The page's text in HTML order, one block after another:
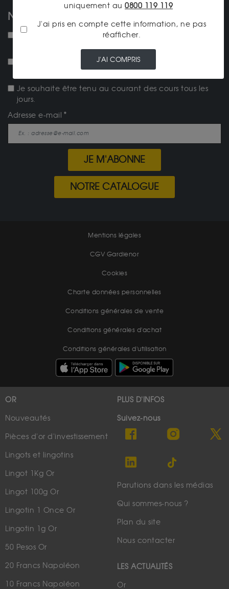
NOS NEWSLETTERS
NEW ! Je souhaite recevoir la lettre d'actualités
Je souhaite recevoir la newsletter Achat-Or-et-
Je souhaite être tenu au courant des cours tous les
jours.
Adresse e-mail
JE M'ABONNE
NOTRE CATALOGUE
Mentions légales
CGV Gardienor
Cookies
Charte données personnelles
Conditions générales de vente
Conditions générales d'achat
Conditions générales d'utilisation
OR
Nouveautés
Pièces d'or d'investissement
Lingots et lingotins
Lingot 1Kg Or
Lingot 100g Or
Lingotin 1 Once Or
Lingotin 1g Or
50 Pesos Or
20 Francs Napoléon
10 Francs Napoléon
PLUS D'INFOS
Suivez-nous
Parutions dans les médias
Qui sommes-nous ?
Plan du site
Nous contacter
LES ACTUALITÉS
Or
uniquement au 0800 119 119
J'ai pris en compte cette information, ne pas
réafficher.
J'AI COMPRIS